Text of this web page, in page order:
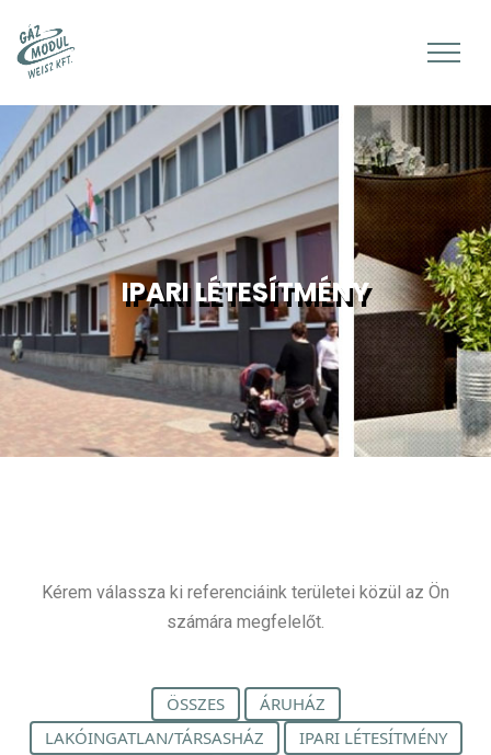
IPARI LÉTESÍTMÉNY
Kérem válassza ki referenciáink területei közül az Ön
számára megfelelőt.
ÖSSZES
ÁRUHÁZ
LAKÓINGATLAN/TÁRSASHÁZ
IPARI LÉTESÍTMÉNY